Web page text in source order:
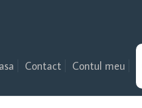
Contact Contul meu